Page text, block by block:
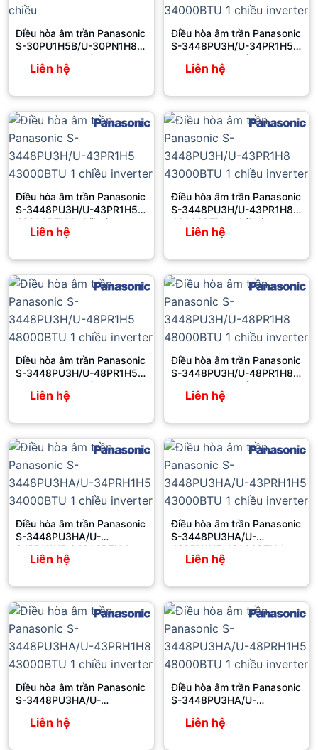
Điều hòa âm trần Panasonic
S-30PU1H5B/U-30PN1H8
30000BTU 1 chiều
Liên hệ
Điều hòa âm trần Panasonic
S-3448PU3H/U-34PR1H5
34000BTU 1 chiều inverter
Liên hệ
Điều hòa âm trần Panasonic
S-3448PU3H/U-43PR1H5
43000BTU 1 chiều inverter
Liên hệ
Điều hòa âm trần Panasonic
S-3448PU3H/U-43PR1H8
43000BTU 1 chiều inverter
Liên hệ
Điều hòa âm trần Panasonic
S-3448PU3H/U-48PR1H5
48000BTU 1 chiều inverter
Liên hệ
Điều hòa âm trần Panasonic
S-3448PU3H/U-48PR1H8
48000BTU 1 chiều inverte
Liên hệ
Điều hòa âm trần Panasonic
S-3448PU3HA/U-
34PRH1H5 34000BTU 1
chiều inverter
Liên hệ
Điều hòa âm trần Panasonic
S-3448PU3HA/U-
43PRH1H5 43000BTU 1
chiều inverter
Liên hệ
Điều hòa âm trần Panasonic
S-3448PU3HA/U-
43PRH1H8 43000BTU 1
chiều inverter
Liên hệ
Điều hòa âm trần Panasonic
S-3448PU3HA/U-
48PRH1H5 48000BTU 1
chiều inverter
Liên hệ